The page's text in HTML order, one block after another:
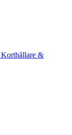
Korthållare &